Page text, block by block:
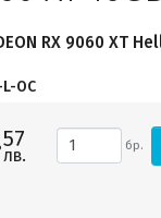
RX 9060 XT
OC
57
лв. бр.